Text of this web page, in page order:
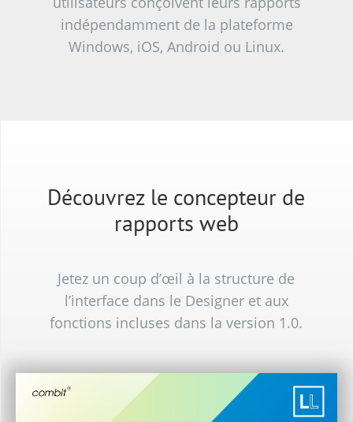
indépendamment de la plateforme
Windows, iOS, Android ou Linux.
Découvrez le concepteur de
rapports web
Jetez un coup d’œil à la structure de
l’interface dans le Designer et aux
fonctions incluses dans la version 1.0.